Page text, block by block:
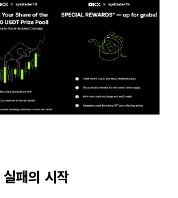
패의 시작